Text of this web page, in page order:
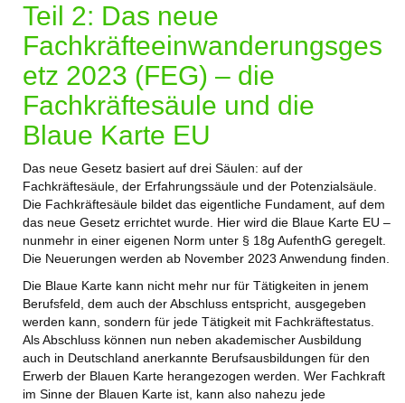
Teil 2: Das neue
Fachkräfteeinwanderungsges
etz 2023 (FEG) – die
Fachkräftesäule und die
Blaue Karte EU
Das neue Gesetz basiert auf drei Säulen: auf der
Fachkräftesäule, der Erfahrungssäule und der Potenzialsäule.
Die Fachkräftesäule bildet das eigentliche Fundament, auf dem
das neue Gesetz errichtet wurde. Hier wird die Blaue Karte EU –
nunmehr in einer eigenen Norm unter § 18g AufenthG geregelt.
Die Neuerungen werden ab November 2023 Anwendung finden.
Die Blaue Karte kann nicht mehr nur für Tätigkeiten in jenem
Berufsfeld, dem auch der Abschluss entspricht, ausgegeben
werden kann, sondern für jede Tätigkeit mit Fachkräftestatus.
Als Abschluss können nun neben akademischer Ausbildung
auch in Deutschland anerkannte Berufsausbildungen für den
Erwerb der Blauen Karte herangezogen werden. Wer Fachkraft
im Sinne der Blauen Karte ist, kann also nahezu jede